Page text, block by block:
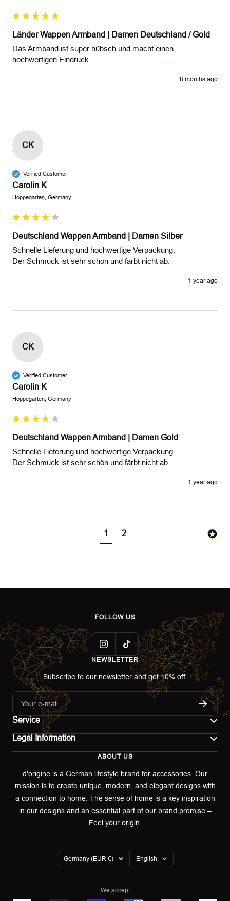
Länder Wappen Armband | Damen Deutschland / Gold
Das Armband ist super hübsch und macht einen
hochwertigen Eindruck.
8 months ago
CK
Verified Customer
Carolin K
Hoppegarten, Germany
Deutschland Wappen Armband | Damen Silber
Schnelle Lieferung und hochwertige Verpackung.
Der Schmuck ist sehr schön und färbt nicht ab.
1 year ago
CK
Verified Customer
Carolin K
Hoppegarten, Germany
Deutschland Wappen Armband | Damen Gold
Schnelle Lieferung und hochwertige Verpackung.
Der Schmuck ist sehr schön und färbt nicht ab.
1 year ago
1 2
FOLLOW US
NEWSLETTER
Subscribe to our newsletter and get 10% off.
Your e-mail
Service
Returns portal
Legal Information
Terms of use
Privacy policy
Warranty Declaration
ABOUT US
d'origine is a German lifestyle brand for accessories. Our
mission is to create unique, modern, and elegant designs with
a connection to home. The sense of home is a key inspiration
in our designs and an essential part of our brand promise –
Feel your origin.
Country/region
Germany (EUR €) Language
English
We accept